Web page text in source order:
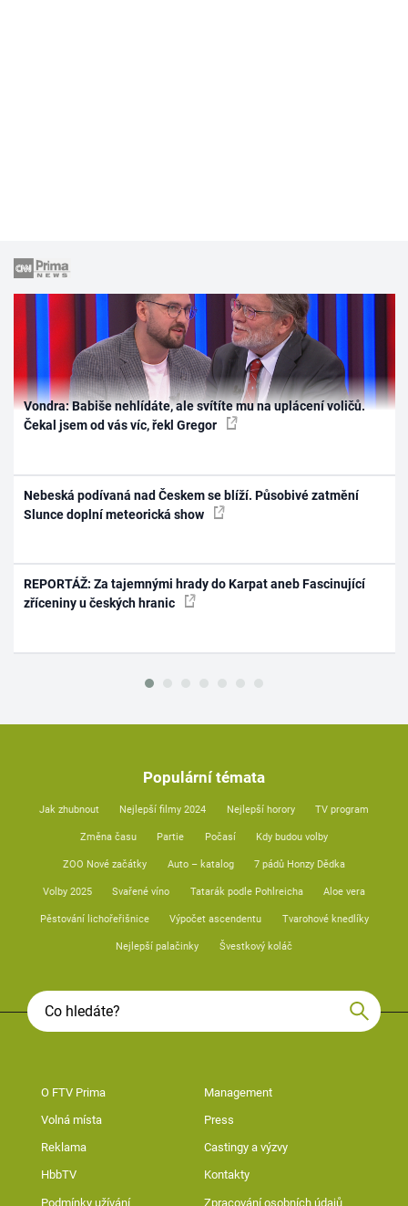
Vondra: Babiše nehlídáte, ale svítíte mu na uplácení voličů.
Čekal jsem od vás víc, řekl Gregor
Nebeská podívaná nad Českem se blíží. Působivé zatmění
Slunce doplní meteorická show
REPORTÁŽ: Za tajemnými hrady do Karpat aneb Fascinující
zříceniny u českých hranic
Populární témata
Jak zhubnout Nejlepší filmy 2024 Nejlepší horory TV program
Změna času Partie Počasí Kdy budou volby
ZOO Nové začátky Auto – katalog 7 pádů Honzy Dědka
Volby 2025 Svařené víno Tatarák podle Pohlreicha Aloe vera
Pěstování lichořeřišnice Výpočet ascendentu Tvarohové knedlíky
Nejlepší palačinky Švestkový koláč
O FTV Prima Management
Volná místa Press
Reklama Castingy a výzvy
HbbTV Kontakty
Podmínky užívání Zpracování osobních údajů